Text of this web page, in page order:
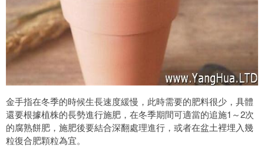
金手指在冬季的時候生長速度緩慢，此時需要的肥料很少，具體
還要根據植株的長勢進行施肥，在冬季期間可適當的追施1～2次
的腐熟餅肥，施肥後要結合深翻處理進行，或者在盆土裡埋入幾
粒復合肥顆粒為宜。